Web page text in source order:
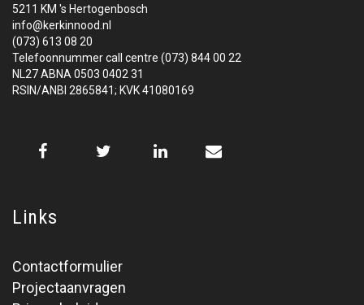
5211 KM 's Hertogenbosch
info@kerkinnood.nl
(073) 613 08 20
Telefoonnummer call centre (073) 844 00 22
NL27 ABNA 0503 0402 31
RSIN/ANBI 2865841; KVK 41080169
Links
Contactformulier
Projectaanvragen